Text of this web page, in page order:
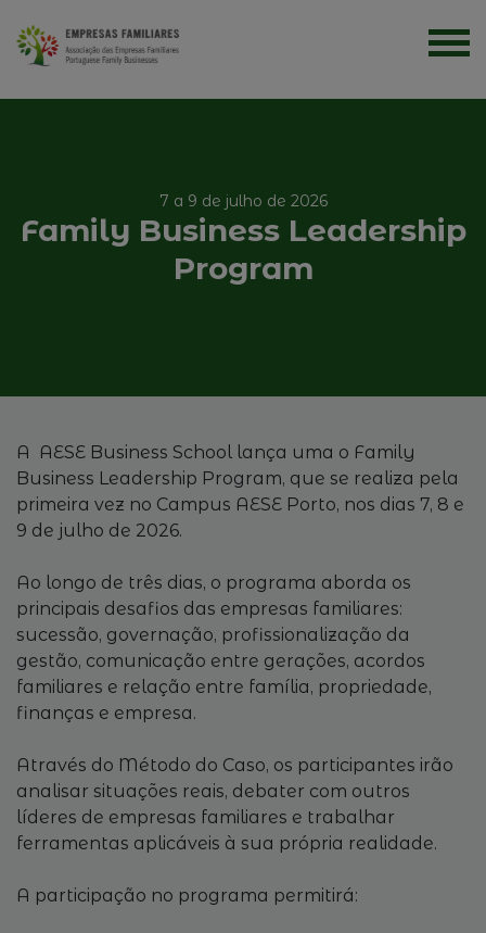
7 a 9 de julho de 2026
Family Business Leadership
Program
A AESE Business School lança uma o Family
Business Leadership Program, que se realiza pela
primeira vez no Campus AESE Porto, nos dias 7, 8 e
9 de julho de 2026.
Ao longo de três dias, o programa aborda os
principais desafios das empresas familiares:
sucessão, governação, profissionalização da
gestão, comunicação entre gerações, acordos
familiares e relação entre família, propriedade,
finanças e empresa.
Através do Método do Caso, os participantes irão
analisar situações reais, debater com outros
líderes de empresas familiares e trabalhar
ferramentas aplicáveis à sua própria realidade.
A participação no programa permitirá: